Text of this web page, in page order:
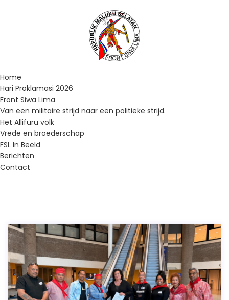
Home
Hari Proklamasi 2026
Front Siwa Lima
Van een militaire strijd naar een politieke strijd.
Het Allifuru volk
Vrede en broederschap
FSL In Beeld
Berichten
Contact